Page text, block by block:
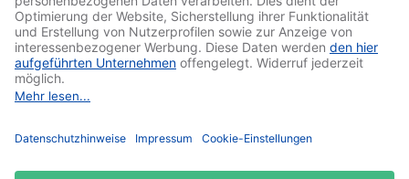
und von 14:00 - 17:00 Uhr
Freitag:
von 8:00 - 13:00
und von 14:00 - 15:30 Uhr
E-Mail: info@davetiye.de